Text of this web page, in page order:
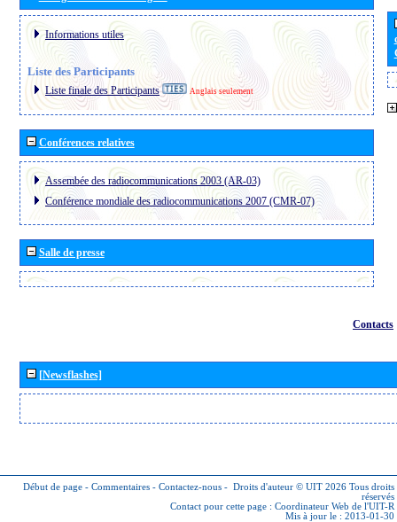
Informations utiles
Liste des Participants
Liste finale des Participants Anglais seulement
Conférences relatives
Assembée des radiocommunications 2003 (AR-03)
Conférence mondiale des radiocommunications 2007 (CMR-07)
Salle de presse
Contacts
[Newsflashes]
Début de page - Commentaires - Contactez-nous - Droits d'auteur © UIT 2026 Tous droits
réservés
Contact pour cette page : Coordinateur Web de l'UIT-R
Mis à jour le : 2013-01-30